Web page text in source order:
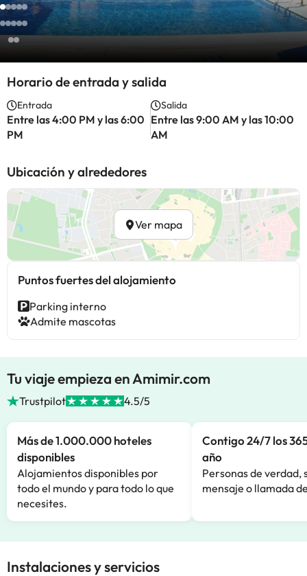
Horario de entrada y salida
Entrada
Entre las 4:00 PM y las 6:00
PM
Salida
Entre las 9:00 AM y las 10:00
AM
Ubicación y alrededores
Ver mapa
Puntos fuertes del alojamiento
Parking interno
Admite mascotas
Tu viaje empieza en Amimir.com
Trustpilot 4.5/5
Más de 1.000.000 hoteles
disponibles
Alojamientos disponibles por
todo el mundo y para todo lo que
necesites.
Contigo 24/7 los
año
Personas de verdad,
mensaje o llamada
Instalaciones y servicios